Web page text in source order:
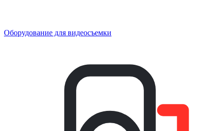
Оборудование для видеосъемки